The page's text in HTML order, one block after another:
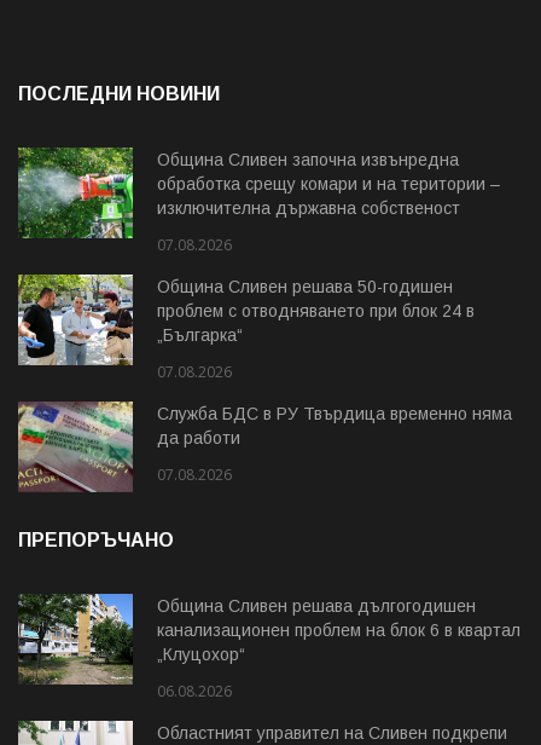
ПОСЛЕДНИ НОВИНИ
Община Сливен започна извънредна
обработка срещу комари и на територии –
изключителна държавна собственост
07.08.2026
Община Сливен решава 50-годишен
проблем с отводняването при блок 24 в
„Българка“
07.08.2026
Служба БДС в РУ Твърдица временно няма
да работи
07.08.2026
ПРЕПОРЪЧАНО
Община Сливен решава дългогодишен
канализационен проблем на блок 6 в квартал
„Клуцохор“
06.08.2026
Областният управител на Сливен подкрепи